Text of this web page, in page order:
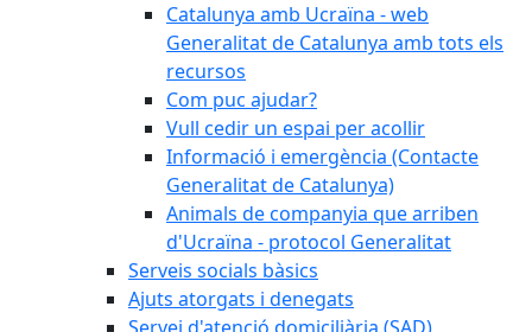
Catalunya amb Ucraïna - web
Generalitat de Catalunya amb tots els
recursos
Com puc ajudar?
Vull cedir un espai per acollir
Informació i emergència (Contacte
Generalitat de Catalunya)
Animals de companyia que arriben
d'Ucraïna - protocol Generalitat
Serveis socials bàsics
Ajuts atorgats i denegats